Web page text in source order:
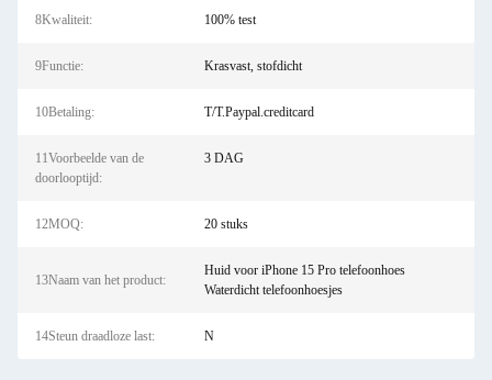
8Kwaliteit: 100% test
9Functie: Krasvast, stofdicht
10Betaling: T/T.Paypal.creditcard
11Voorbeelde van de
doorlooptijd:
3 DAG
12MOQ: 20 stuks
13Naam van het product:
Huid voor iPhone 15 Pro telefoonhoes
Waterdicht telefoonhoesjes
14Steun draadloze last: N